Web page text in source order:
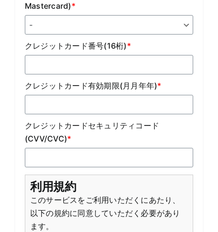
Mastercard)*
クレジットカード番号(16桁)*
クレジットカード有効期限(月月年年)*
クレジットカードセキュリティコード
(CVV/CVC)*
利用規約
このサービスをご利用いただくにあたり、
以下の規約に同意していただく必要があり
ます。